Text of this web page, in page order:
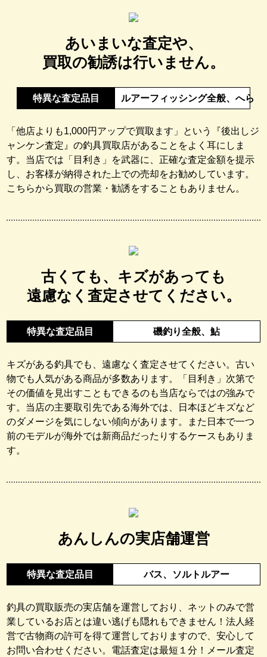
あいまいな査定や、
買取の勧誘は行いません。
特異な査定品目 ルアーフィッシング全般、へら
「他店よりも1,000円アップで買取ます」という『後出しジ
ャンケン査定』の釣具買取店があることをよく耳にしま
す。当店では「目利き」を武器に、正確な査定金額を提示
し、お客様が納得された上での売却をお勧めしています。
こちらから買取の営業・勧誘をすることもありません。
古くても、キズがあっても
遠慮なく 査定させてください。
特異な査定品目 磯釣り全般、鮎
キズがある釣具でも、遠慮なく査定させてください。古い
物でも人気がある商品が多数あります。「目利き」次第で
その価値を見出すこともできるのも当店ならではの強みで
す。当店の主要取引先である海外では、日本ほどキズなど
のダメージを気にしない傾向があります。また日本で一つ
前のモデルが海外では新商品だったりするケースもありま
す。
あんしんの実店舗運営
特異な査定品目 バス、ソルトルアー
釣具の買取販売の実店舗を運営しており、ネットのみで営
業しているお店とは違い逃げも隠れもできません！法人経
営で古物商の許可を得て運営しておりますので、安心して
お問い合わせください。電話査定は最短１分！メール査定